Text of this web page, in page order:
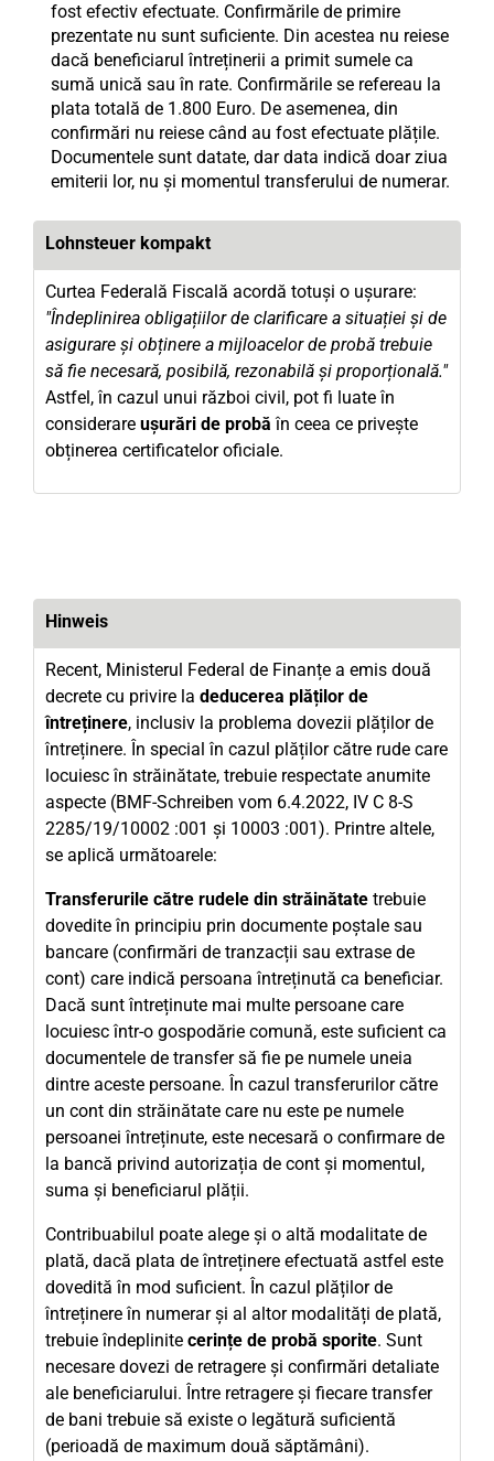
fost efectiv efectuate. Confirmările de primire
prezentate nu sunt suficiente. Din acestea nu reiese
dacă beneficiarul întreținerii a primit sumele ca
sumă unică sau în rate. Confirmările se refereau la
plata totală de 1.800 Euro. De asemenea, din
confirmări nu reiese când au fost efectuate plățile.
Documentele sunt datate, dar data indică doar ziua
emiterii lor, nu și momentul transferului de numerar.
Lohnsteuer kompakt
Curtea Federală Fiscală acordă totuși o ușurare:
"Îndeplinirea obligațiilor de clarificare a situației și de
asigurare și obținere a mijloacelor de probă trebuie
să fie necesară, posibilă, rezonabilă și proporțională."
Astfel, în cazul unui război civil, pot fi luate în
considerare ușurări de probă în ceea ce privește
obținerea certificatelor oficiale.
Hinweis
Recent, Ministerul Federal de Finanțe a emis două
decrete cu privire la deducerea plăților de
întreținere, inclusiv la problema dovezii plăților de
întreținere. În special în cazul plăților către rude care
locuiesc în străinătate, trebuie respectate anumite
aspecte (BMF-Schreiben vom 6.4.2022, IV C 8-S
2285/19/10002 :001 și 10003 :001). Printre altele,
se aplică următoarele:
Transferurile către rudele din străinătate trebuie
dovedite în principiu prin documente poștale sau
bancare (confirmări de tranzacții sau extrase de
cont) care indică persoana întreținută ca beneficiar.
Dacă sunt întreținute mai multe persoane care
locuiesc într-o gospodărie comună, este suficient ca
documentele de transfer să fie pe numele uneia
dintre aceste persoane. În cazul transferurilor către
un cont din străinătate care nu este pe numele
persoanei întreținute, este necesară o confirmare de
la bancă privind autorizația de cont și momentul,
suma și beneficiarul plății.
Contribuabilul poate alege și o altă modalitate de
plată, dacă plata de întreținere efectuată astfel este
dovedită în mod suficient. În cazul plăților de
întreținere în numerar și al altor modalități de plată,
trebuie îndeplinite cerințe de probă sporite. Sunt
necesare dovezi de retragere și confirmări detaliate
ale beneficiarului. Între retragere și fiecare transfer
de bani trebuie să existe o legătură suficientă
(perioadă de maximum două săptămâni).